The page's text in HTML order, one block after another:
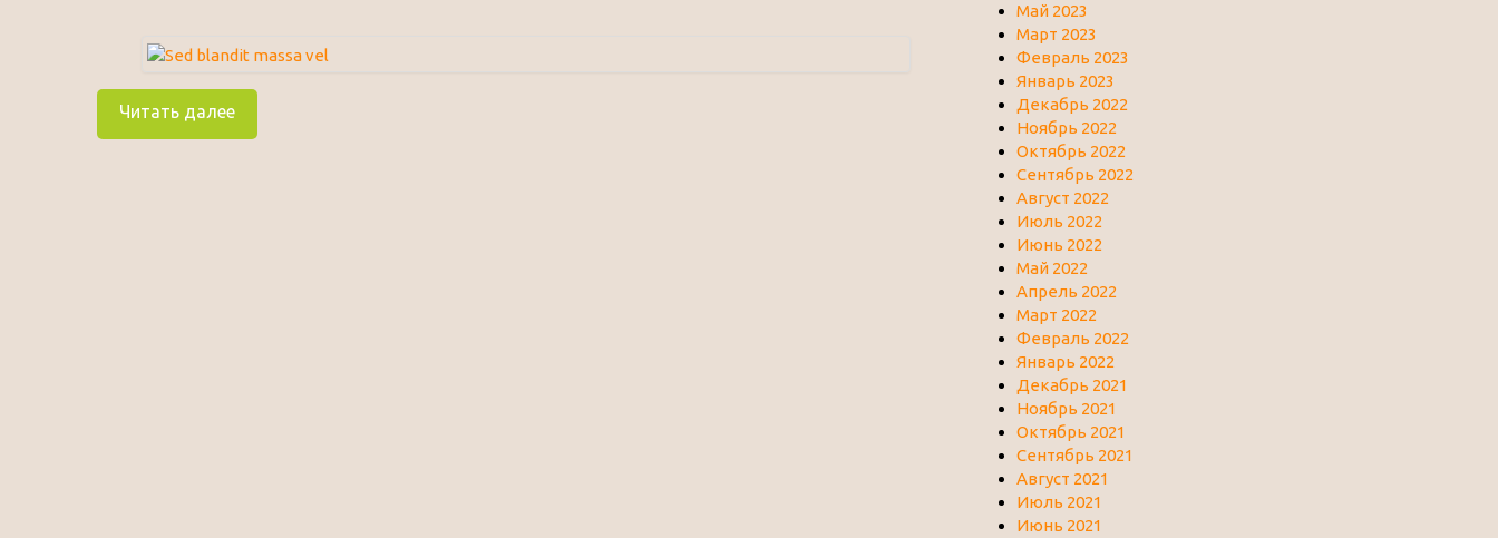
Читать далее
Май 2023
Март 2023
Февраль 2023
Январь 2023
Декабрь 2022
Ноябрь 2022
Октябрь 2022
Сентябрь 2022
Август 2022
Июль 2022
Июнь 2022
Май 2022
Апрель 2022
Март 2022
Февраль 2022
Январь 2022
Декабрь 2021
Ноябрь 2021
Октябрь 2021
Сентябрь 2021
Август 2021
Июль 2021
Июнь 2021